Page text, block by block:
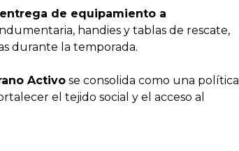
entrega de equipamiento a
handies y tablas de rescate,
durante la temporada.
Activo se consolida como una política
el tejido social y el acceso al